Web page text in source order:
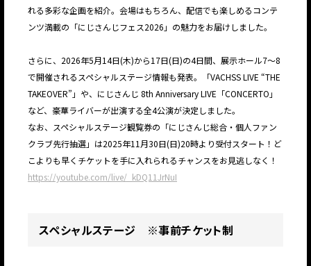
れる多彩な企画を紹介。会場はもちろん、配信でも楽しめるコンテ
ンツ満載の「にじさんじフェス2026」の魅力をお届けしました。
さらに、2026年5月14日(木)から17日(日)の4日間、展示ホール7〜8
で開催されるスペシャルステージ情報も発表。「VACHSS LIVE “THE
TAKEOVER”」や、にじさんじ 8th Anniversary LIVE「CONCERTO」
など、豪華ライバーが出演する全4公演が決定しました。
なお、スペシャルステージ観覧券の「にじさんじ総合・個人ファン
クラブ先行抽選」は2025年11月30日(日)20時より受付スタート！ど
こよりも早くチケットを手に入れられるチャンスをお見逃しなく！
https://youtube.com/live/_kDQ11JrNuI
スペシャルステージ ※事前チケット制